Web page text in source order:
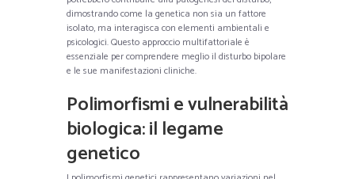
dimostrando come la genetica non sia un fattore
isolato, ma interagisca con elementi ambientali e
psicologici. Questo approccio multifattoriale è
essenziale per comprendere meglio il disturbo bipolare
e le sue manifestazioni cliniche.
Polimorfismi e vulnerabilità
biologica: il legame
genetico